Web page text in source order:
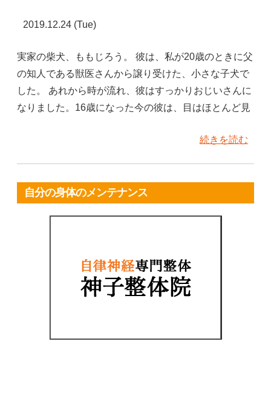
2019.12.24 (Tue)
実家の柴犬、ももじろう。 彼は、私が20歳のときに父
の知人である獣医さんから譲り受けた、小さな子犬で
した。 あれから時が流れ、彼はすっかりおじいさんに
なりました。16歳になった今の彼は、目はほとんど見
続きを読む
自分の身体のメンテナンス